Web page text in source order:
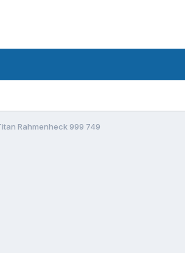
Rahmenheck 999 749